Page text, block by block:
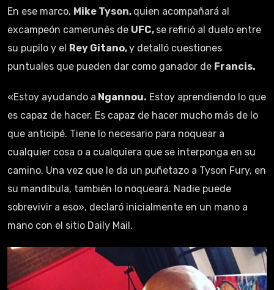
En ese marco, Mike Tyson, quien acompañará al
excampeón camerunés de UFC, se refirió al duelo entre
su pupilo y el Rey Gitano,y detalló cuestiones
puntuales que pueden dar como ganador de Francis.
«Estoy ayudando a Ngannou. Estoy aprendiendo lo que
es capaz de hacer. Es capaz de hacer mucho más de lo
que anticipé. Tiene lo necesario para noquear a
cualquier cosa o a cualquiera que se interponga en su
camino. Una vez que le da un puñetazo a Tyson Fury, en
su mandíbula, también lo noqueará. Nadie puede
sobrevivir a eso», declaró inicialmente en un mano a
mano con el sitio Daily Mail.